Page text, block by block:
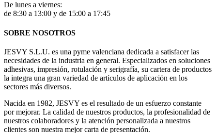
De lunes a viernes:
de 8:30 a 13:00 y de 15:00 a 17:45
SOBRE NOSOTROS
JESVY S.L.U. es una pyme valenciana dedicada a satisfacer las
necesidades de la industria en general. Especializados en soluciones
adhesivas, impresión, rotulación y serigrafía, su cartera de productos
la integra una gran variedad de artículos de aplicación en los
sectores más diversos.
Nacida en 1982, JESVY es el resultado de un esfuerzo constante
por mejorar. La calidad de nuestros productos, la profesionalidad de
nuestros colaboradores y la atención personalizada a nuestros
clientes son nuestra mejor carta de presentación.